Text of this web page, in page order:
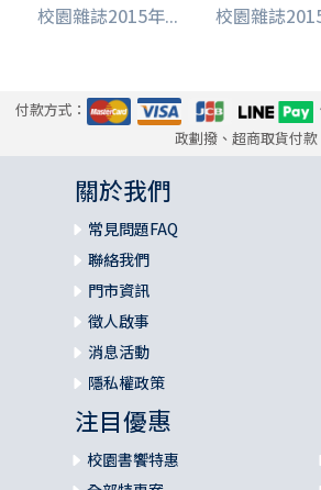
校園雜誌2015年... 校園雜誌
付款方式：
政劃撥、超商取貨付款
關於我們
常見問題FAQ
聯絡我們
門市資訊
徵人啟事
消息活動
隱私權政策
注目優惠
校園書饗特惠